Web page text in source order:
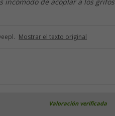
incómodo de acoplar a los grifos
Mostrar el texto original
Valoración verificada